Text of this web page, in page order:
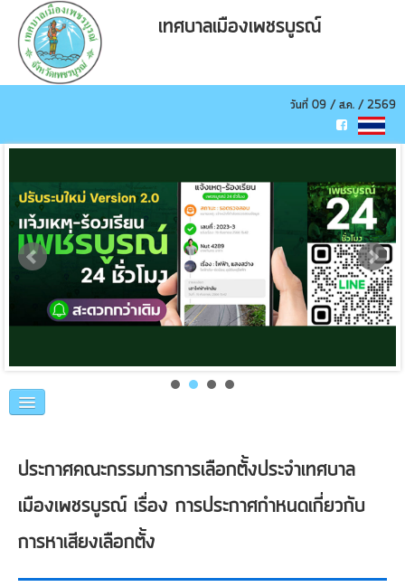
เทศบาลเมืองเพชรบูรณ์
วันที่ 09 / ส.ค. / 2569
แนะนำเทศบาล
ประกาศคณะกรรมการการเลือกตั้งประจำเทศบาล
เมืองเพชรบูรณ์ เรื่อง การประกาศกำหนดเกี่ยวกับ
การหาเสียงเลือกตั้ง